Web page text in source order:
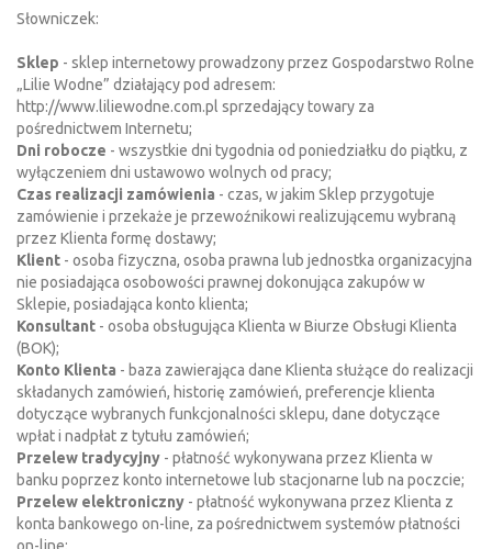
Słowniczek:
Sklep - sklep internetowy prowadzony przez Gospodarstwo Rolne
„Lilie Wodne” działający pod adresem:
http://www.liliewodne.com.pl sprzedający towary za
pośrednictwem Internetu;
Dni robocze - wszystkie dni tygodnia od poniedziałku do piątku, z
wyłączeniem dni ustawowo wolnych od pracy;
Czas realizacji zamówienia - czas, w jakim Sklep przygotuje
zamówienie i przekaże je przewoźnikowi realizującemu wybraną
przez Klienta formę dostawy;
Klient - osoba fizyczna, osoba prawna lub jednostka organizacyjna
nie posiadająca osobowości prawnej dokonująca zakupów w
Sklepie, posiadająca konto klienta;
Konsultant - osoba obsługująca Klienta w Biurze Obsługi Klienta
(BOK);
Konto Klienta - baza zawierająca dane Klienta służące do realizacji
składanych zamówień, historię zamówień, preferencje klienta
dotyczące wybranych funkcjonalności sklepu, dane dotyczące
wpłat i nadpłat z tytułu zamówień;
Przelew tradycyjny - płatność wykonywana przez Klienta w
banku poprzez konto internetowe lub stacjonarne lub na poczcie;
Przelew elektroniczny - płatność wykonywana przez Klienta z
konta bankowego on-line, za pośrednictwem systemów płatności